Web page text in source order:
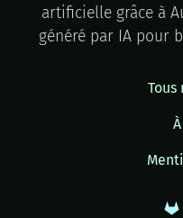
artificielle grâce à
généré par IA pour
Tous